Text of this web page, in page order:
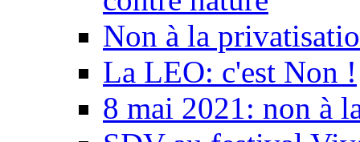
Non à la
La LEO: c'est Non !
8 mai 2021: non à